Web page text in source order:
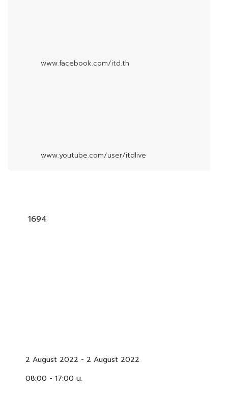
www.facebook.com/itd.th
www.youtube.com/user/itdlive
1694
2 August 2022 - 2 August 2022
08:00 - 17:00 น.